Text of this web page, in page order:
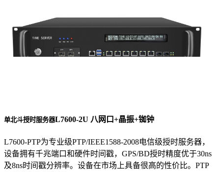
单北斗授时服务器L7600-2U 八网口+晶振+铷钟
L7600-PTP为专业级PTP/IEEE1588-2008电信级授时服务器，
设备拥有千兆端口和硬件时间戳，GPS/BD授时精度优于30ns
及8ns时间戳分辨率。设备在市场上具备很高的性价比。PTP